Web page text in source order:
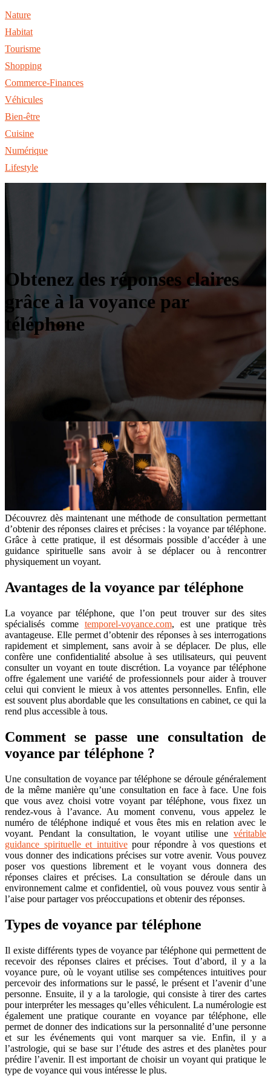
Nature
Habitat
Tourisme
Shopping
Commerce-Finances
Véhicules
Bien-être
Cuisine
Numérique
Lifestyle
Obtenez des réponses claires
grâce à la voyance par
téléphone
Découvrez dès maintenant une méthode de consultation permettant
d’obtenir des réponses claires et précises : la voyance par téléphone.
Grâce à cette pratique, il est désormais possible d’accéder à une
guidance spirituelle sans avoir à se déplacer ou à rencontrer
physiquement un voyant.
Avantages de la voyance par téléphone
La voyance par téléphone, que l’on peut trouver sur des sites
spécialisés comme temporel-voyance.com, est une pratique très
avantageuse. Elle permet d’obtenir des réponses à ses interrogations
rapidement et simplement, sans avoir à se déplacer. De plus, elle
confère une confidentialité absolue à ses utilisateurs, qui peuvent
consulter un voyant en toute discrétion. La voyance par téléphone
offre également une variété de professionnels pour aider à trouver
celui qui convient le mieux à vos attentes personnelles. Enfin, elle
est souvent plus abordable que les consultations en cabinet, ce qui la
rend plus accessible à tous.
Comment se passe une consultation de
voyance par téléphone ?
Une consultation de voyance par téléphone se déroule généralement
de la même manière qu’une consultation en face à face. Une fois
que vous avez choisi votre voyant par téléphone, vous fixez un
rendez-vous à l’avance. Au moment convenu, vous appelez le
numéro de téléphone indiqué et vous êtes mis en relation avec le
voyant. Pendant la consultation, le voyant utilise une véritable
guidance spirituelle et intuitivepour répondre à vos questions et
vous donner des indications précises sur votre avenir. Vous pouvez
poser vos questions librement et le voyant vous donnera des
réponses claires et précises. La consultation se déroule dans un
environnement calme et confidentiel, où vous pouvez vous sentir à
l’aise pour partager vos préoccupations et obtenir des réponses.
Types de voyance par téléphone
Il existe différents types de voyance par téléphone qui permettent de
recevoir des réponses claires et précises. Tout d’abord, il y a la
voyance pure, où le voyant utilise ses compétences intuitives pour
percevoir des informations sur le passé, le présent et l’avenir d’une
personne. Ensuite, il y a la tarologie, qui consiste à tirer des cartes
pour interpréter les messages qu’elles véhiculent. La numérologie est
également une pratique courante en voyance par téléphone, elle
permet de donner des indications sur la personnalité d’une personne
et sur les événements qui vont marquer sa vie. Enfin, il y a
l’astrologie, qui se base sur l’étude des astres et des planètes pour
prédire l’avenir. Il est important de choisir un voyant qui pratique le
type de voyance qui vous intéresse le plus.